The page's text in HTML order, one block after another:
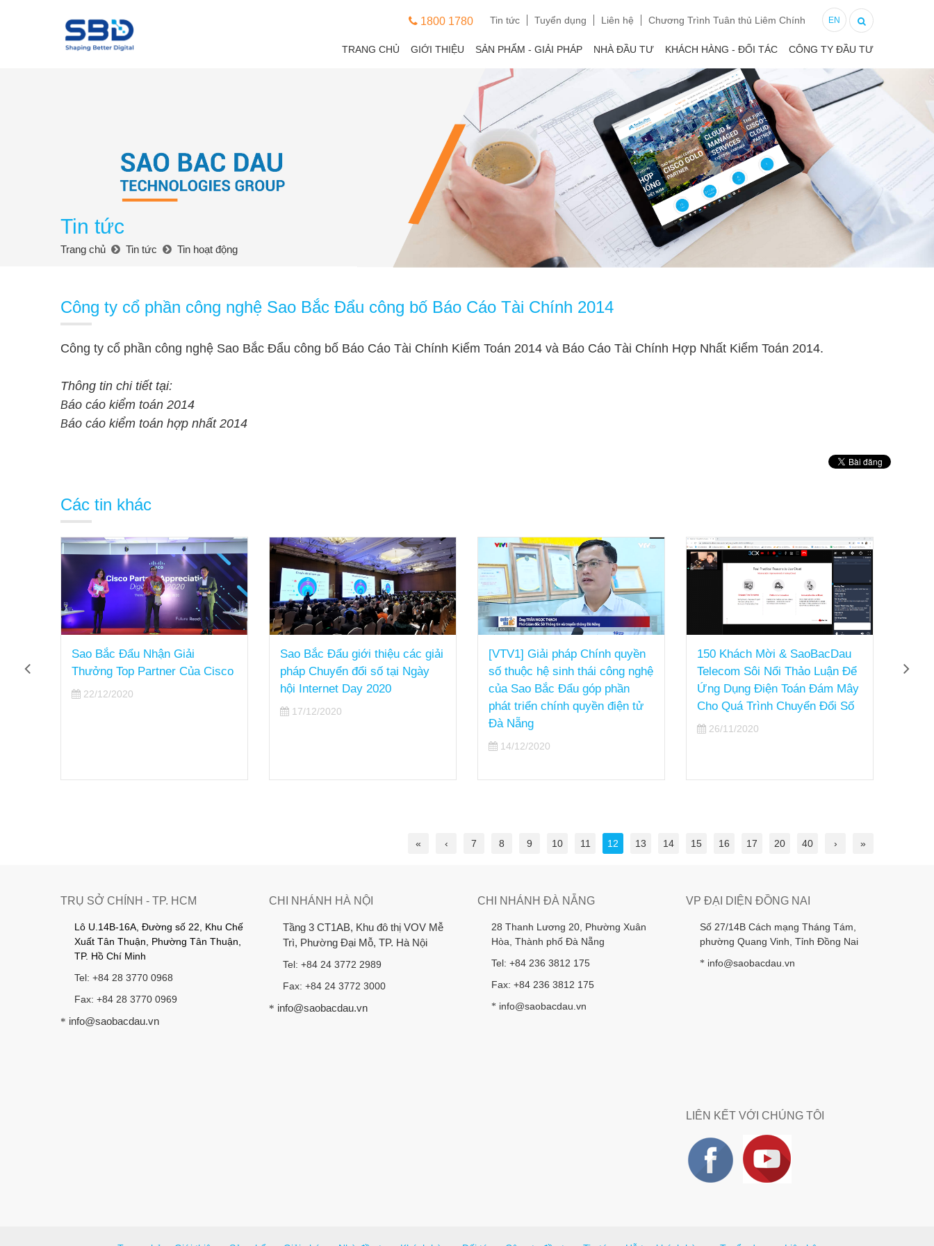
1800 1780 Tin tức Tuyển dụng Liên hệ Chương Trình Tuân thủ Liêm Chính EN
TRANG CHỦ GIỚI THIỆU SẢN PHẨM - GIẢI PHÁP NHÀ ĐẦU TƯ KHÁCH HÀNG - ĐỐI TÁC CÔNG TY ĐẦU TƯ
Tin tức
Trang chủ Tin tức Tin hoạt động
Công ty cổ phần công nghệ Sao Bắc Đẩu công bố Báo Cáo Tài Chính 2014
Công ty cổ phần công nghệ Sao Bắc Đẩu công bố Báo Cáo Tài Chính Kiểm Toán 2014 và Báo Cáo Tài Chính Hợp Nhất Kiểm Toán 2014.
Thông tin chi tiết tại:
Báo cáo kiểm toán 2014
Báo cáo kiểm toán hợp nhất 2014
Các tin khác
Sao Bắc Đẩu Nhận Giải
Thưởng Top Partner Của Cisco
22/12/2020
Sao Bắc Đẩu giới thiệu các giải
pháp Chuyển đổi số tại Ngày
hội Internet Day 2020
17/12/2020
[VTV1] Giải pháp Chính quyền
số thuộc hệ sinh thái công nghệ
của Sao Bắc Đẩu góp phần
phát triển chính quyền điện tử
Đà Nẵng
14/12/2020
150 Khách Mời & SaoBacDau
Telecom Sôi Nổi Thảo Luận Để
Ứng Dụng Điện Toán Đám Mây
Cho Quá Trình Chuyển Đổi Số
26/11/2020
Mạng
« ‹ 7 8 9 10 11 12 13 14 15 16 17 20 40 › »
TRỤ SỞ CHÍNH - TP. HCM
Lô U.14B-16A, Đường số 22, Khu Chế
Xuất Tân Thuận, Phường Tân Thuận,
TP. Hồ Chí Minh
Tel: +84 28 3770 0968
Fax: +84 28 3770 0969
* info@saobacdau.vn
CHI NHÁNH HÀ NỘI
Tầng 3 CT1AB, Khu đô thị VOV Mễ
Trì, Phường Đại Mỗ, TP. Hà Nội
Tel: +84 24 3772 2989
Fax: +84 24 3772 3000
* info@saobacdau.vn
CHI NHÁNH ĐÀ NẴNG
28 Thanh Lương 20, Phường Xuân
Hòa, Thành phố Đà Nẵng
Tel: +84 236 3812 175
Fax: +84 236 3812 175
* info@saobacdau.vn
VP ĐẠI DIỆN ĐỒNG NAI
Số 27/14B Cách mạng Tháng Tám,
phường Quang Vinh, Tỉnh Đồng Nai
* info@saobacdau.vn
LIÊN KẾT VỚI CHÚNG TÔI